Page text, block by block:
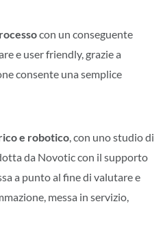
con un conseguente
e user friendly, grazie a
consente una semplice
e robotico, con uno studio di
da Novotic con il supporto
a punto al fine di valutare e
messa in servizio,